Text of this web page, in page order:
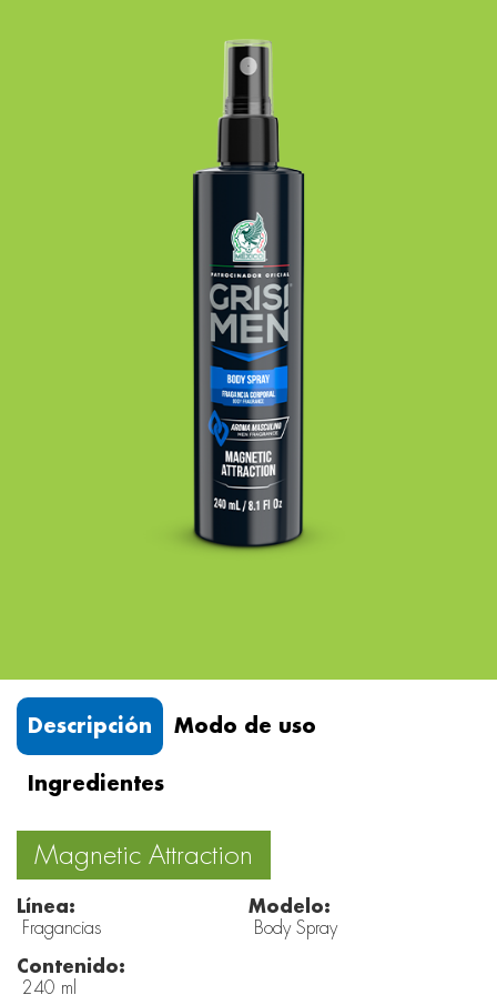
Descripción Modo de uso
Ingredientes
Magnetic Attraction
Línea:
Fragancias
Modelo:
Body Spray
Contenido:
240 ml